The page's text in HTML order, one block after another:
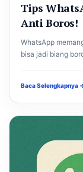
Tips
Anti Boros!
WhatsApp
bisa jadi biang
Baca Selengkapnya